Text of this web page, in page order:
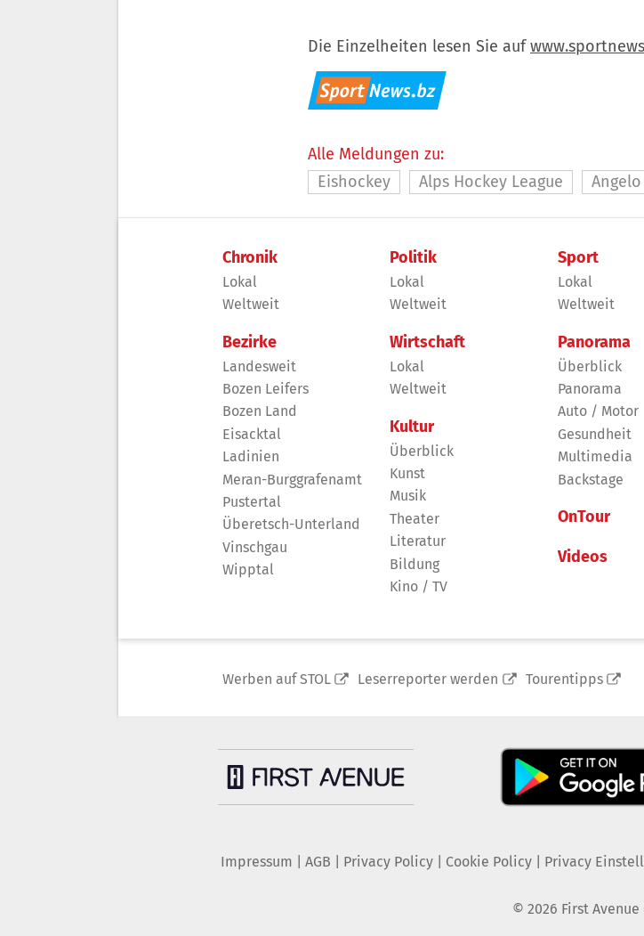
Die Einzelheiten lesen Sie auf
Alle Meldungen zu:
Eishockey
Alps Hockey League
Chronik
Lokal
Weltweit
Bezirke
Landesweit
Bozen Leifers
Bozen Land
Eisacktal
Ladinien
Meran-Burggrafenamt
Pustertal
Überetsch-Unterland
Vinschgau
Wipptal
Politik
Lokal
Weltweit
Wirtschaft
Lokal
Weltweit
Kultur
Überblick
Kunst
Musik
Theater
Literatur
Bildung
Kino / TV
Sport
Lokal
Weltweit
Panorama
Überblick
Panorama
Auto / Motor
Gesundheit
Multimedia
Backstage
OnTour
Videos
Werben auf STOL Leserreporter werden Tourentipps
Impressum AGB Privacy Policy| Cookie Policy| Privacy
© 2026 First Avenue